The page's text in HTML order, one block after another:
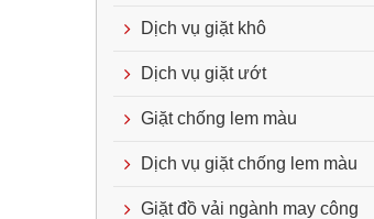
Dịch vụ giặt khô
Dịch vụ giặt ướt
Giặt chống lem màu
Dịch vụ giặt chống lem màu
Giặt đồ vải ngành may công